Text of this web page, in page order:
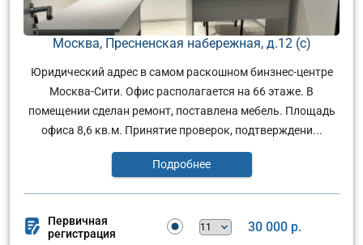
Москва, Пресненская набережная, д.12 (с)
Юридический адрес в самом раскошном бинзнес-центре
Москва-Сити. Офис располагается на 66 этаже. В
помещении сделан ремонт, поставлена мебель. Площадь
офиса 8,6 кв.м. Принятие проверок, подтверждени...
Подробнее
Первичная
регистрация
30 000 р.